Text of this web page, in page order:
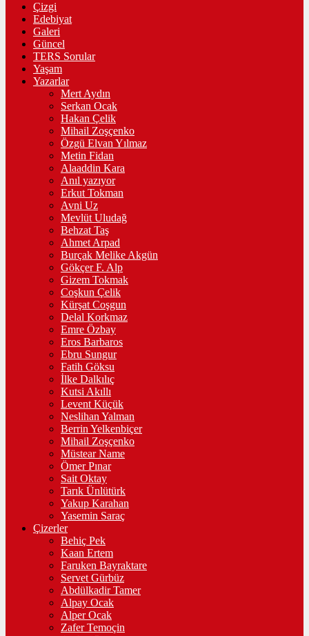
Çizgi
Edebiyat
Galeri
Güncel
TERS Sorular
Yaşam
Yazarlar
Mert Aydın
Serkan Ocak
Hakan Çelik
Mihail Zoşçenko
Özgü Elvan Yılmaz
Metin Fidan
Alaaddin Kara
Anıl yazıyor
Erkut Tokman
Avni Uz
Mevlüt Uludağ
Behzat Taş
Ahmet Arpad
Burçak Melike Akgün
Gökçer F. Alp
Gizem Tokmak
Coşkun Çelik
Kürşat Coşgun
Delal Korkmaz
Emre Özbay
Eros Barbaros
Ebru Sungur
Fatih Göksu
İlke Dalkılıç
Kutsi Akıllı
Levent Küçük
Neslihan Yalman
Berrin Yelkenbiçer
Mihail Zoşçenko
Müstear Name
Ömer Pınar
Sait Oktay
Tarık Ünlütürk
Yakup Karahan
Yasemin Saraç
Çizerler
Behiç Pek
Kaan Ertem
Faruken Bayraktare
Servet Gürbüz
Abdülkadir Tamer
Alpay Ocak
Alper Ocak
Zafer Temoçin